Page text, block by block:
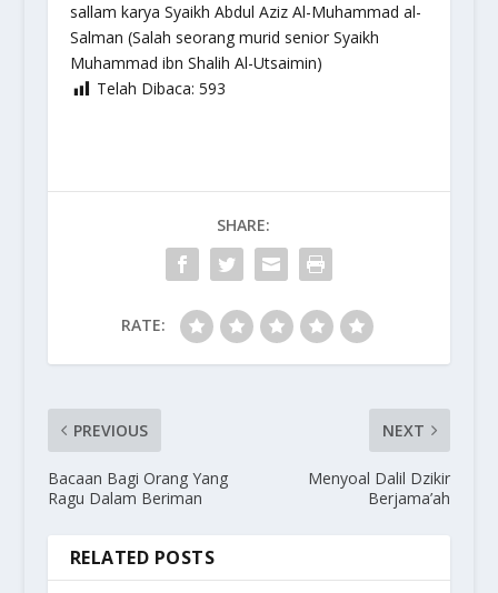
sallam karya Syaikh Abdul Aziz Al-Muhammad al-
Salman (Salah seorang murid senior Syaikh
Muhammad ibn Shalih Al-Utsaimin)
Telah Dibaca: 593
SHARE:
RATE:
PREVIOUS
Bacaan Bagi Orang Yang
Ragu Dalam Beriman
NEXT
Menyoal Dalil Dzikir
Berjama’ah
RELATED POSTS